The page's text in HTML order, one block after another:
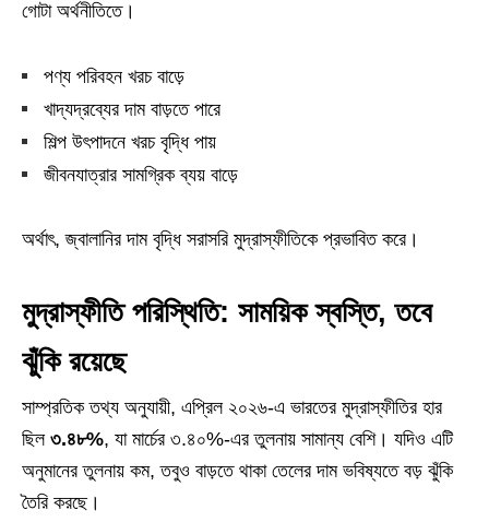
গোটা অর্থনীতিতে।
পণ্য পরিবহন খরচ বাড়ে
খাদ্যদ্রব্যের দাম বাড়তে পারে
শিল্প উৎপাদনে খরচ বৃদ্ধি পায়
জীবনযাত্রার সামগ্রিক ব্যয় বাড়ে
অর্থাৎ, জ্বালানির দাম বৃদ্ধি সরাসরি মুদ্রাস্ফীতিকে প্রভাবিত করে।
মুদ্রাস্ফীতি পরিস্থিতি: সাময়িক স্বস্তি, তবে
ঝুঁকি রয়েছে
সাম্প্রতিক তথ্য অনুযায়ী, এপ্রিল ২০২৬-এ ভারতের মুদ্রাস্ফীতির হার
ছিল ৩.৪৮%, যা মার্চের ৩.৪০%-এর তুলনায় সামান্য বেশি। যদিও এটি
অনুমানের তুলনায় কম, তবুও বাড়তে থাকা তেলের দাম ভবিষ্যতে বড় ঝুঁকি
তৈরি করছে।